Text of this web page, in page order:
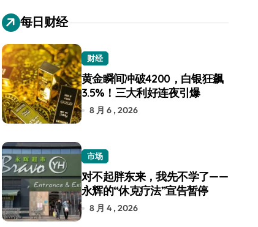
每日财经
财经
黄金瞬间冲破4200，白银狂飙
3.5%！三大利好连夜引爆
8 月 6 , 2026
市场
对不起胖东来，我先不学了——
永辉的“休克疗法”宣告暂停
8 月 4 , 2026